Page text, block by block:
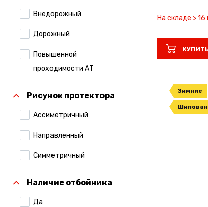
Внедорожный
Дорожный
Повышенной
проходимости АТ
Рисунок протектора
Ассиметричный
Направленный
Симметричный
Наличие отбойника
Да
На складе >
Зимние